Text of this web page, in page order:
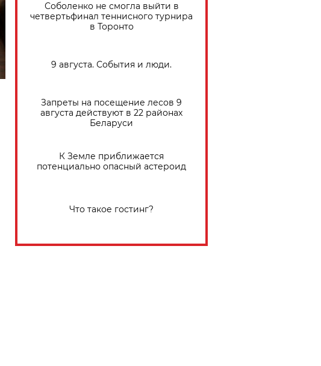
Соболенко не смогла выйти в
четвертьфинал теннисного турнира
в Торонто
9 августа. События и люди.
Запреты на посещение лесов 9
августа действуют в 22 районах
Беларуси
К Земле приближается
потенциально опасный астероид
Что такое гостинг?